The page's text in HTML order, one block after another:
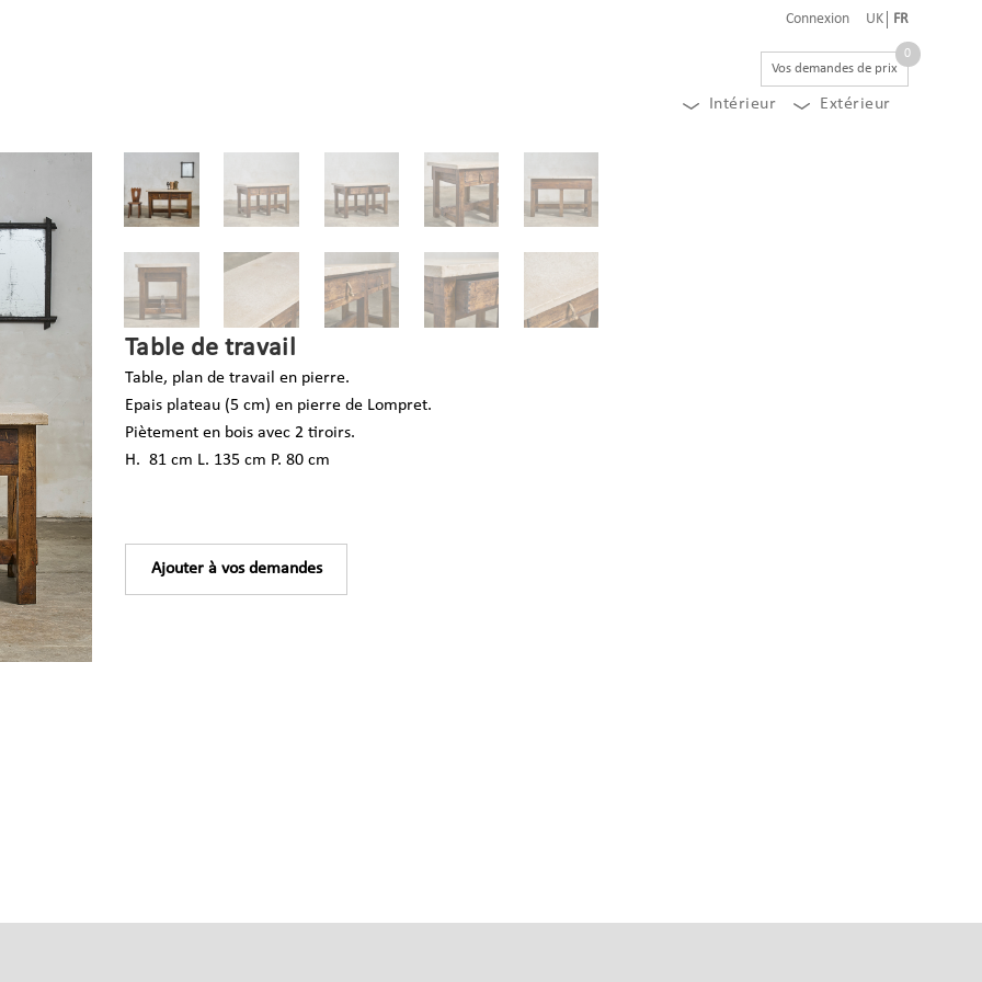
Connexion UK FR
Intérieur Extérieur
Vos demandes de prix
0
Table de travail
Table, plan de travail en pierre.
Epais plateau (5 cm) en pierre de Lompret.
Piètement en bois avec 2 tiroirs.
H. 81cm L. 135cm P. 80cm
Ajouter à vos demandes